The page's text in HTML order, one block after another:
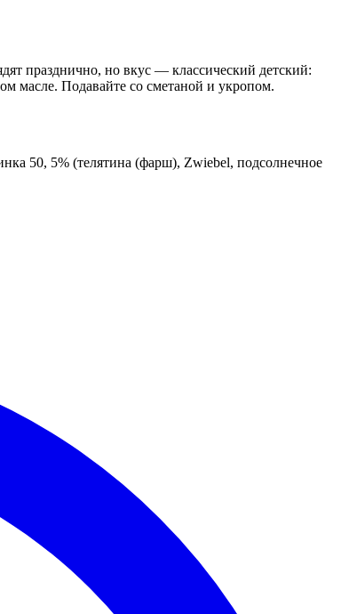
празднично, но вкус — классический детский:
масле. Подавайте со сметаной и укропом.
50, 5% (телятина (фарш), Zwiebel, подсолнечное